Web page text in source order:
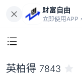
財富自由
立即使用APP
英柏得 7843